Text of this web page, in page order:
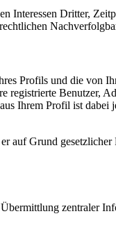
Interessen Dritter,
Profils und die von
Benutzer,
Ihrem Profil ist
auf Grund
zentraler